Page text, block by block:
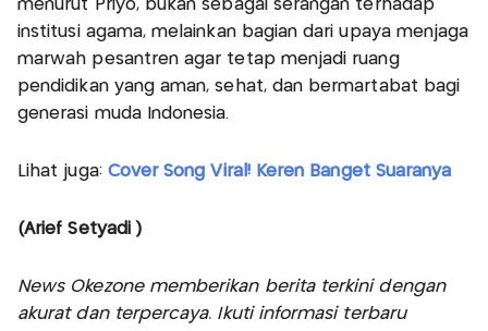
menurut Priyo, bukan sebagai serangan terhadap
institusi agama, melainkan bagian dari upaya menjaga
marwah pesantren agar tetap menjadi ruang
pendidikan yang aman, sehat, dan bermartabat bagi
generasi muda Indonesia.
Lihat juga: Cover Song Viral! Keren Banget Suaranya
(Arief Setyadi )
News Okezone memberikan berita terkini dengan
akurat dan terpercaya. Ikuti informasi terbaru